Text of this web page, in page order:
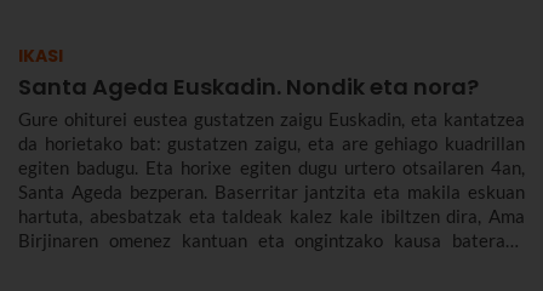
IKASI
Santa Ageda Euskadin. Nondik eta nora?
Gure ohiturei eustea gustatzen zaigu Euskadin, eta kantatzea
da horietako bat: gustatzen zaigu, eta are gehiago kuadrillan
egiten badugu. Eta horixe egiten dugu urtero otsailaren 4an,
Santa Ageda bezperan. Baserritar jantzita eta makila eskuan
hartuta, abesbatzak eta taldeak kalez kale ibiltzen dira, Ama
Birjinaren omenez kantuan eta ongintzako kausa baterako